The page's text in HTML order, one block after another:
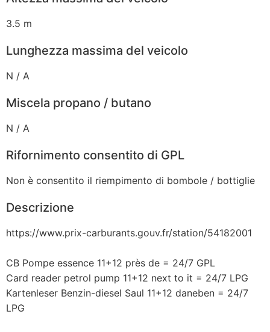
3.5 m
Lunghezza massima del veicolo
N / A
Miscela propano / butano
N / A
Rifornimento consentito di GPL
Non è consentito il riempimento di bombole / bottiglie
Descrizione
https://www.prix-carburants.gouv.fr/station/54182001
CB Pompe essence 11+12 près de = 24/7 GPL
Card reader petrol pump 11+12 next to it = 24/7 LPG
Kartenleser Benzin-diesel Saul 11+12 daneben = 24/7
LPG